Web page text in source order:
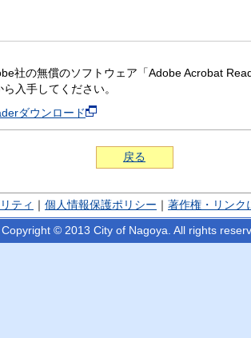
社の無償のソフトウェア「Adobe Acrobat
入手してください。
ダウンロード
戻る
ティ 個人情報保護ポリシー 著作権・リンク
Copyright © 2013 City of Nagoya. All rights